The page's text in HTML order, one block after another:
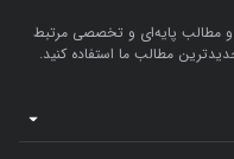
و مطالب پایه‌ای و تخصصی مرتبط
مطالب ما استفاده کنید.